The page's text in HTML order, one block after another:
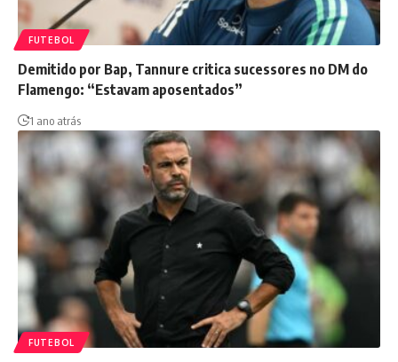
FUTEBOL
Demitido por Bap, Tannure critica sucessores no DM do
Flamengo: “Estavam aposentados”
1 ano atrás
FUTEBOL